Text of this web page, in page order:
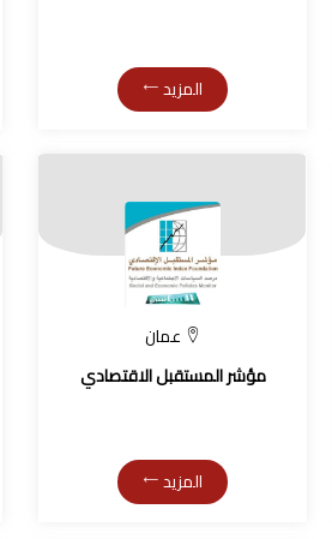
المزيد
عمان
مؤشر المستقبل الاقتصادي
المزيد